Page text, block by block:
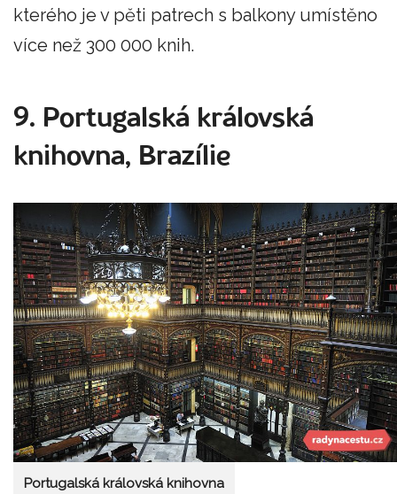
kterého je v pěti patrech s balkony umístěno
více než 300 000 knih.
9. Portugalská královská
knihovna, Brazílie
Portugalská královská knihovna